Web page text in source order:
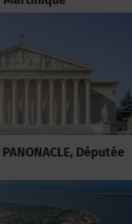
Députée